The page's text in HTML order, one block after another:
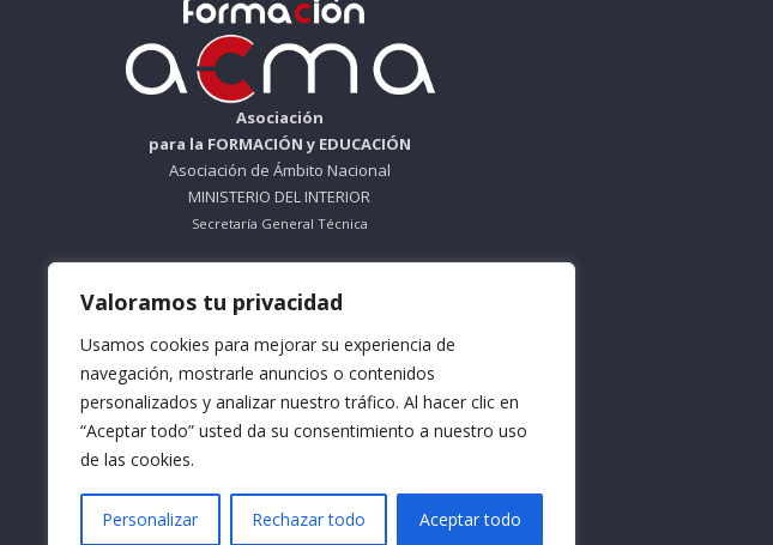
Valoramos tu privacidad
Usamos cookies para mejorar su experiencia de
navegación, mostrarle anuncios o contenidos
personalizados y analizar nuestro tráfico. Al hacer clic en
“Aceptar todo” usted da su consentimiento a nuestro uso
de las cookies.
Personalizar Rechazar todo Aceptar todo
Asociación
para la FORMACIÓN y EDUCACIÓN
Asociación de Ámbito Nacional
MINISTERIO DEL INTERIOR
Secretaría General Técnica
Nº Registro 612695
Teléfono: 953 56 83 66
Horario Mañana: De Lunes a Viernes
9:30 a 13:30
16:30 a 18:30